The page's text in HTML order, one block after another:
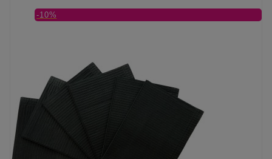
-10%